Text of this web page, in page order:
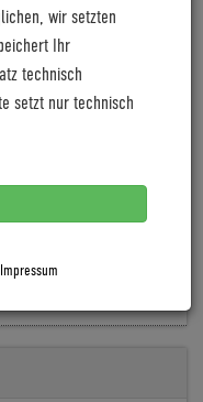
wir setzten
Ihr
technisch
setzt nur technisch
Impressum
2027
show concept for
für 2027 aus
Digitalisierung im